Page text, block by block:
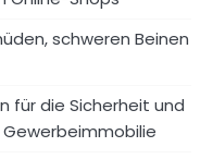
schweren Beinen
für die Sicherheit und